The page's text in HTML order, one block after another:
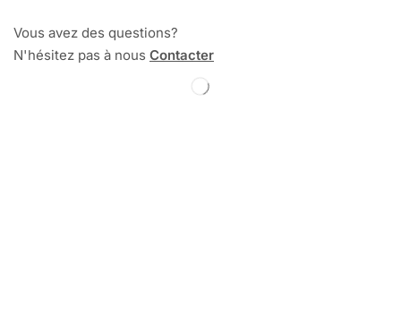
Vous avez des questions?
N'hésitez pas à nous Contacter